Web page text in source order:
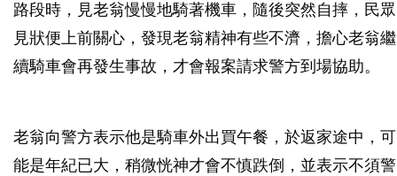
路段時，見老翁慢慢地騎著機車，隨後突然自摔，民眾
見狀便上前關心，發現老翁精神有些不濟，擔心老翁繼
續騎車會再發生事故，才會報案請求警方到場協助。
老翁向警方表示他是騎車外出買午餐，於返家途中，可
能是年紀已大，稍微恍神才會不慎跌倒，並表示不須警